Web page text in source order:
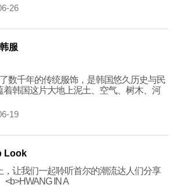
26
服
数千年的传统服饰，是韩国悠久历史与民
着韩国这片大地上泥土、空气、树木、河
19
Look
，让我们一起聆听首尔的潮流达人们分享
<b>HWANG IN A